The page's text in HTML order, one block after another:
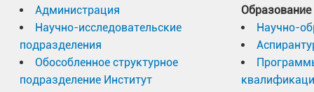
Администрация
Научно-исследовательские
подразделения
Обособленное структурное
подразделение Институт
Образование
Научно-